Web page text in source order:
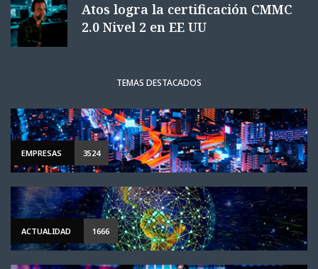
Atos logra la certificación CMMC
2.0 Nivel 2 en EE UU
TEMAS DESTACADOS
EMPRESAS 3524
ACTUALIDAD 1666